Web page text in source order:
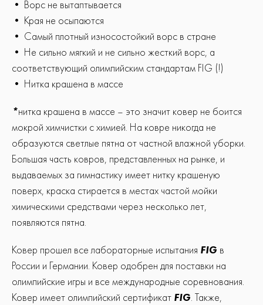
• Ворс не вытаптывается
• Края не осыпаются
• Cамый плотный износостойкий ворс в стране
• Не сильно мягкий и не сильно жесткий ворс, а
соответствующий олимпийским стандартам FIG (!)
• Нитка крашена в массе
*нитка крашена в массе – это значит ковер не боится
мокрой химчистки с химией. На ковре никогда не
образуются светлые пятна от частной влажной уборки.
Большая часть ковров, представленных на рынке, и
выдаваемых за гимнастику имеет нитку крашеную
поверх, краска стирается в местах частой мойки
химическими средствами через несколько лет,
появляются пятна.
Ковер прошел все лабораторные испытания FIG в
России и Германии. Ковер одобрен для поставки на
олимпийские игры и все международные соревнования.
Ковер имеет олимпийский сертификат FIG. Также,